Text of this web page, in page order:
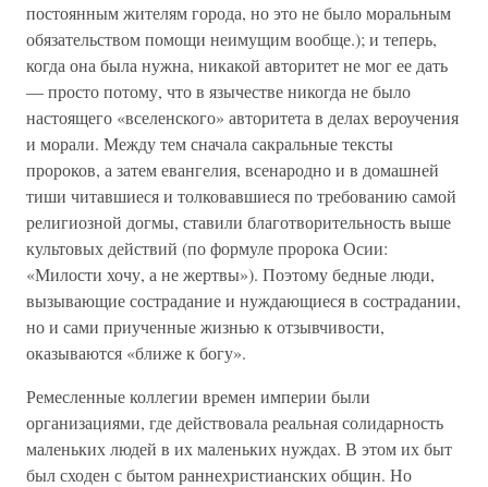
постоянным жителям города, но это не было моральным
обязательством помощи неимущим вообще.); и теперь,
когда она была нужна, никакой авторитет не мог ее дать
— просто потому, что в язычестве никогда не было
настоящего «вселенского» авторитета в делах вероучения
и морали. Между тем сначала сакральные тексты
пророков, а затем евангелия, всенародно и в домашней
тиши читавшиеся и толковавшиеся по требованию самой
религиозной догмы, ставили благотворительность выше
культовых действий (по формуле пророка Осии:
«Милости хочу, а не жертвы»). Поэтому бедные люди,
вызывающие сострадание и нуждающиеся в сострадании,
но и сами приученные жизнью к отзывчивости,
оказываются «ближе к богу».
Ремесленные коллегии времен империи были
организациями, где действовала реальная солидарность
маленьких людей в их маленьких нуждах. В этом их быт
был сходен с бытом раннехристианских общин. Но